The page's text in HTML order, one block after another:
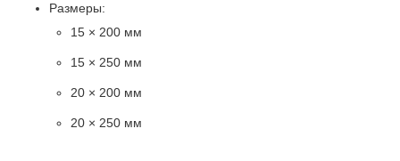
Размеры:
15 × 200 мм
15 × 250 мм
20 × 200 мм
20 × 250 мм